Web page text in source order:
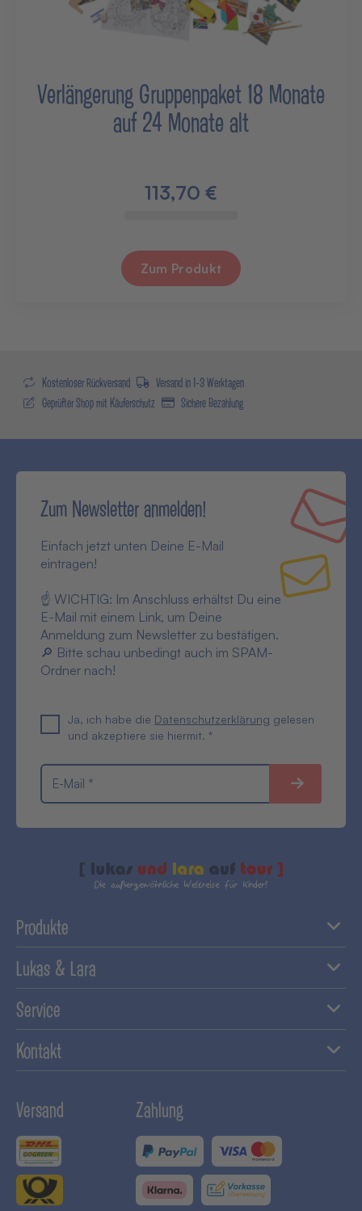
Verlängerung Gruppenpaket 18 Monate
auf 24 Monate alt
113,70 €
Zum Produkt
Kostenloser Rückversand
Geprüfter Shop mit Käuferschutz
Sichere Bezahlung
Versand in 1-3 Werktagen
Produkte
Lukas & Lara
Service
Kontakt
Versand Zahlung
Zum Newsletter anmelden!
Einfach jetzt unten Deine E-Mail
eintragen!
☝ WICHTIG: Im Anschluss erhältst Du eine
E-Mail mit einem Link, um Deine
Anmeldung zum Newsletter zu bestätigen.
🔎 Bitte schau unbedingt auch im SPAM-
Ordner nach!
E-Mail *
Ja, ich habe die Datenschutzerklärung gelesen
und akzeptiere sie hiermit. *